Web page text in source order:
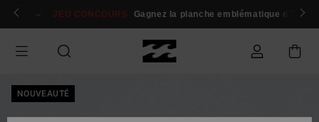
Passer
Se connecter / s'inscrire
JEU CONCOURS Gagnez la planche emblématique d'Andy
NOUVEAUTÉ